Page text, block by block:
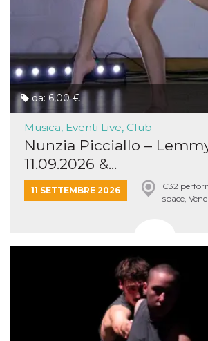
da: 6,00 €
Musica, Eventi Live, Club
Nunzia Picciallo –
11.09.2026 &...
11 SETTEMBRE 2026
C32
space,